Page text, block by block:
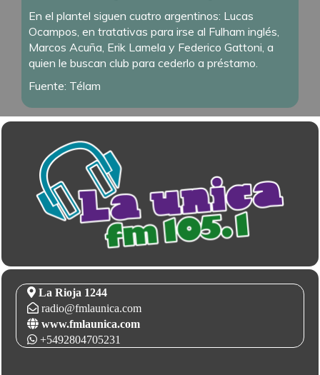
En el plantel siguen cuatro argentinos: Lucas
Ocampos, en tratativas para irse al Fulham inglés,
Marcos Acuña, Erik Lamela y Federico Gattoni, a
quien le buscan club para cederlo a préstamo.
Fuente: Télam
La Rioja 1244
radio@fmlaunica.com
www.fmlaunica.com
+5492804705231